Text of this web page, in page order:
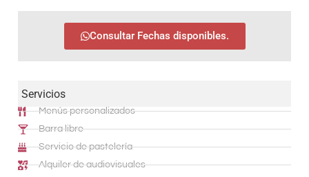
Consultar Fechas disponibles.
Servicios
Menús personalizados
Barra libre
Servicio de pastelería
Alquiler de audiovisuales